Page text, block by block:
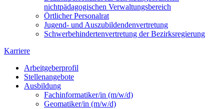
nichtpädagogischen Verwaltungsbereich
Örtlicher Personalrat
Jugend- und Auszubildendenvertretung
Schwerbehindertenvertretung der Bezirksregierung
Karriere
Arbeitgeberprofil
Stellenangebote
Ausbildung
Fachinformatiker/in (m/w/d)
Geomatiker/in (m/w/d)